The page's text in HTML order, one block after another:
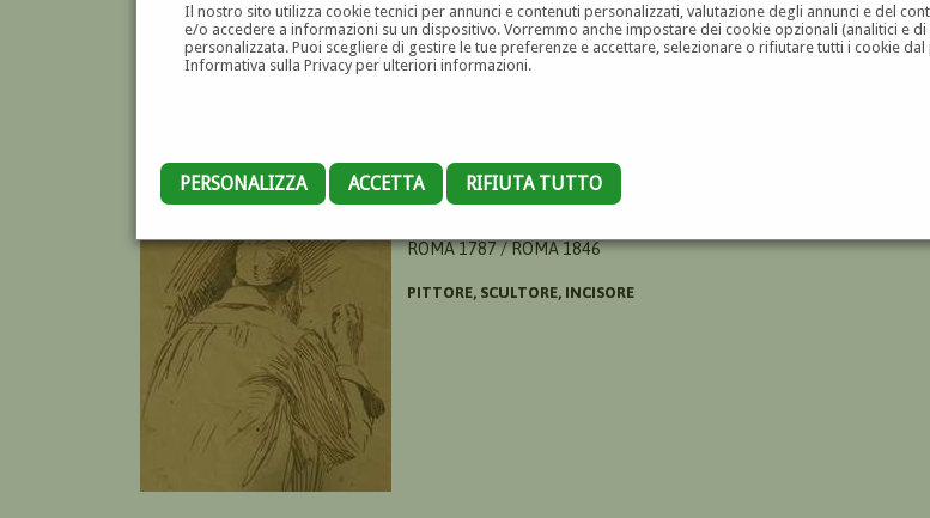
Il nostro sito utilizza cookie tecnici per annunci e contenuti personalizzati, valutazione degli annunci e del
e/o accedere a informazioni su un dispositivo. Vorremmo anche impostare dei cookie opzionali (analitici e
personalizzata. Puoi scegliere di gestire le tue preferenze e accettare, selezionare o rifiutare tutti i cookie
Informativa sulla Privacy per ulteriori informazioni.
PERSONALIZZA ACCETTA RIFIUTA TUTTO
FRANCESCO BENAGLIA
ROMA 1787 / ROMA 1846
PITTORE, SCULTORE, INCISORE